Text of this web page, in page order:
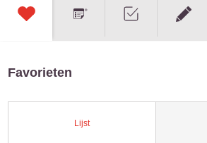
Favorieten
Lijst